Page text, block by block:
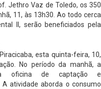
Jethro Vaz de Toledo, os 350
11, às 13h30. Ao todo cerca
II, serão beneficiados pela
esta quinta-feira, 10,
No período da manhã, a
oficina de captação e
atividade aborda o consumo